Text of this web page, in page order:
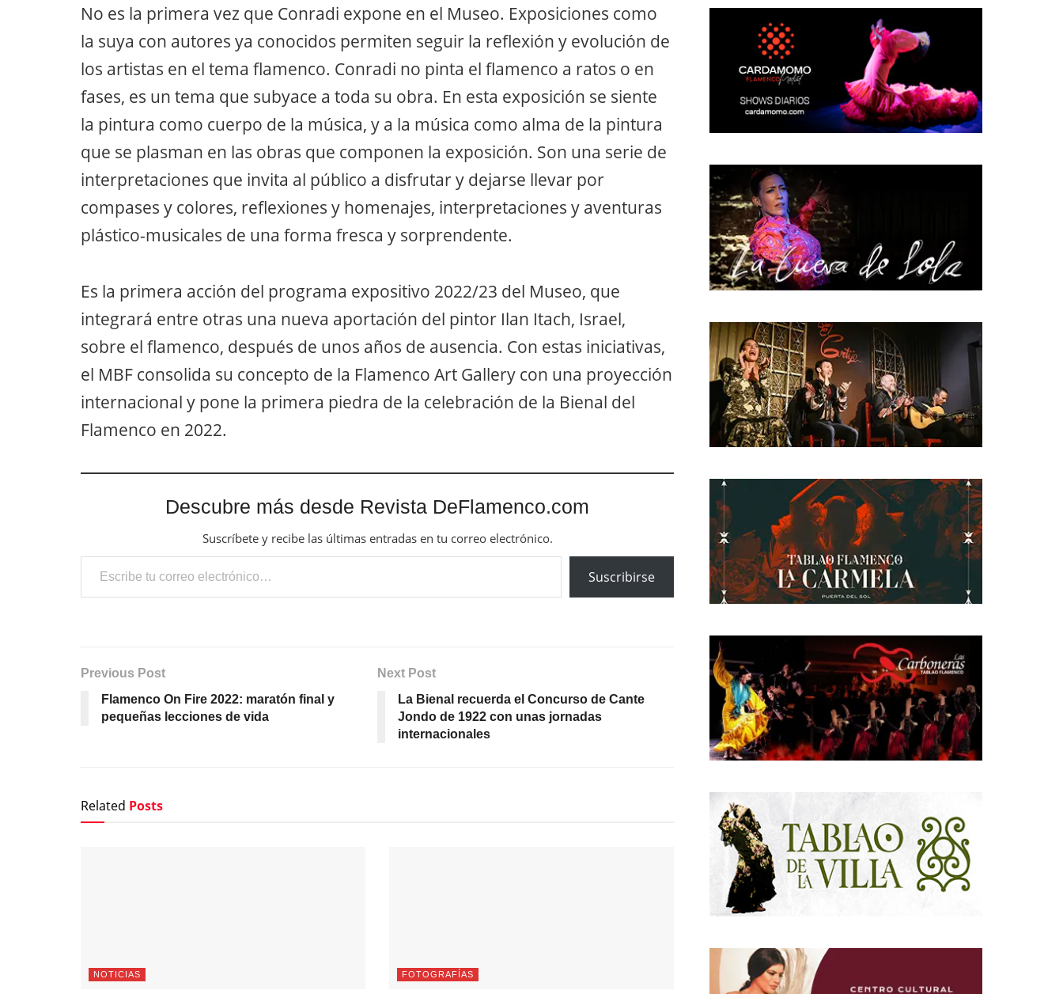
No es la primera vez que Conradi expone en el Museo. Exposiciones como
la suya con autores ya conocidos permiten seguir la reflexión y evolución de
los artistas en el tema flamenco. Conradi no pinta el flamenco a ratos o en
fases, es un tema que subyace a toda su obra. En esta exposición se siente
la pintura como cuerpo de la música, y a la música como alma de la pintura
que se plasman en las obras que componen la exposición. Son una serie de
interpretaciones que invita al público a disfrutar y dejarse llevar por
compases y colores, reflexiones y homenajes, interpretaciones y aventuras
plástico-musicales de una forma fresca y sorprendente.
Es la primera acción del programa expositivo 2022/23 del Museo, que
integrará entre otras una nueva aportación del pintor Ilan Itach, Israel,
sobre el flamenco, después de unos años de ausencia. Con estas iniciativas,
el MBF consolida su concepto de la Flamenco Art Gallery con una proyección
internacional y pone la primera piedra de la celebración de la Bienal del
Flamenco en 2022.
Descubre más desde Revista DeFlamenco.com
Suscríbete y recibe las últimas entradas en tu correo electrónico.
Escribe tu correo electrónico…
Suscribirse
Previous Post
Flamenco On Fire 2022: maratón final y
pequeñas lecciones de vida
Next Post
La Bienal recuerda el Concurso de Cante
Jondo de 1922 con unas jornadas
internacionales
Related Posts
NOTICIAS FOTOGRAFÍAS